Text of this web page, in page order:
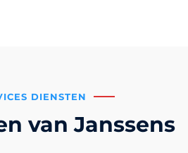
DIENSTEN
van Janssens